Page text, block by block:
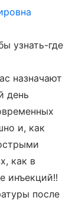
узнать-где
назначают
день
и, как
как в
инъекций!!
после